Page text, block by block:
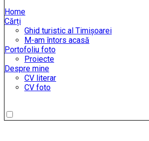
Home
Cărți
Ghid turistic al Timișoarei
M-am întors acasă
Portofoliu foto
Proiecte
Despre mine
CV literar
CV foto